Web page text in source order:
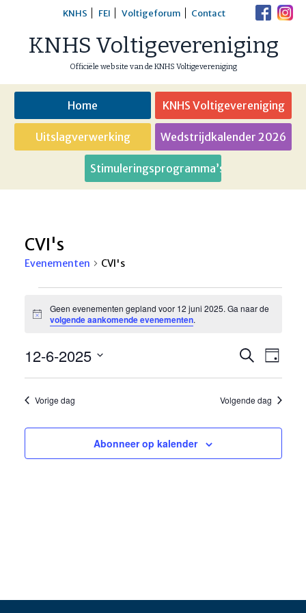
content
KNHS FEI Voltigeforum Contact
KNHS Voltigevereniging
Officiële website van de KNHS Voltigevereniging
Home KNHS Voltigevereniging
Uitslagverwerking Wedstrijdkalender 2026
Stimuleringsprogramma’s
CVI's
Evenementen CVI's
in
12
juni
2025
Bericht
Geen evenementen gepland voor 12 juni 2025. Ga naar de
volgende aankomende evenementen.
Zoeken
en
Zoeken
Dag
12-6-2025
datum.
Vorige dag Volgende dag
Abonneer op kalender